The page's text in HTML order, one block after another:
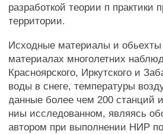
разработкой теории п практики
территории.
Исходные материалы и
материалах многолетних
Красноярского, Иркутского и
воды в снеге, температуры
данные более чем 200 станций
ниы исследованном, являясь
автором при выполнении НИР